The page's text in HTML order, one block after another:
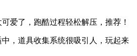
爱了，跑酷过程轻松解压，推荐！
，道具收集系统很吸引人，玩起来